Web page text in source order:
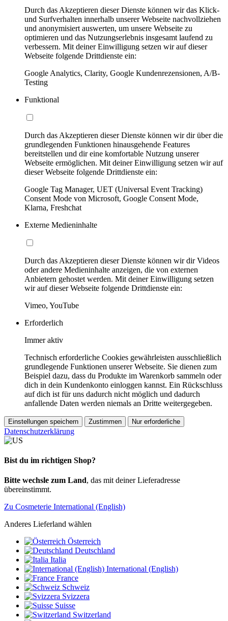
Durch das Akzeptieren dieser Dienste können wir das Klick-
und Surfverhalten innerhalb unserer Webseite nachvollziehen
und anonymisiert auswerten, um unsere Webseite zu
optimieren und das Nutzungserlebnis insgesamt laufend zu
verbessern. Mit deiner Einwilligung setzen wir auf dieser
Webseite folgende Drittdienste ein:
Google Analytics, Clarity, Google Kundenrezensionen, A/B-
Testing
Funktional
Durch das Akzeptieren dieser Dienste können wir dir über die
grundlegenden Funktionen hinausgehende Features
bereitstellen und dir eine komfortable Nutzung unserer
Webseite ermöglichen. Mit deiner Einwilligung setzen wir auf
dieser Webseite folgende Drittdienste ein:
Google Tag Manager, UET (Universal Event Tracking)
Consent Mode von Microsoft, Google Consent Mode,
Klarna, Freshchat
Externe Medieninhalte
Durch das Akzeptieren dieser Dienste können wir dir Videos
oder andere Medieninhalte anzeigen, die von externen
Anbietern gehostet werden. Mit deiner Einwilligung setzen
wir auf dieser Webseite folgende Drittdienste ein:
Vimeo, YouTube
Erforderlich
Immer aktiv
Technisch erforderliche Cookies gewährleisten ausschließlich
grundlegende Funktionen unserer Webseite. Sie dienen zum
Beispiel dazu, dass du Produkte im Warenkorb sammeln oder
dich in dein Kundenkonto einloggen kannst. Ein Rückschluss
auf dich ist für uns dadurch nicht möglich und dadurch
anfallende Daten werden niemals an Dritte weitergegeben.
Einstellungen speichern Zustimmen Nur erforderliche
Datenschutzerklärung
Bist du im richtigen Shop?
Bitte wechsle zum Land, das mit deiner Lieferadresse
übereinstimmt.
Zu Cosmeterie International (English)
Anderes Lieferland wählen
Österreich
Deutschland
Italia
International (English)
France
Schweiz
Svizzera
Suisse
Switzerland